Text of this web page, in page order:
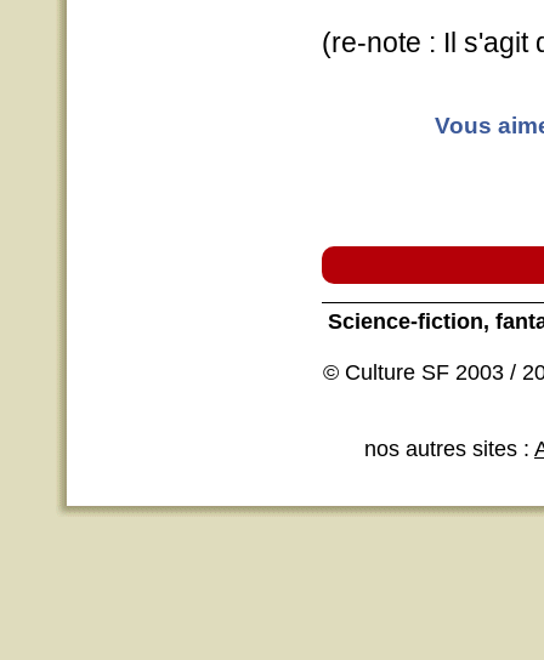
(re-note : Il s'agit
Vous
Science-fiction,
© Culture SF 2003 /
nos autres sites :